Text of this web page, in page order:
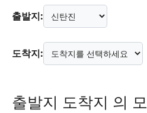
출발지:
도착지:
출발지 도착지 의